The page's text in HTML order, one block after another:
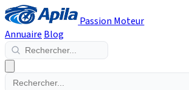
Passion Moteur
Annuaire Blog